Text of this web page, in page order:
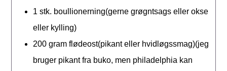
1 stk. boullionerning(gerne grøgntsags eller okse
eller kylling)
200 gram flødeost(pikant eller hvidløgssmag)(jeg
bruger pikant fra buko, men philadelphia kan